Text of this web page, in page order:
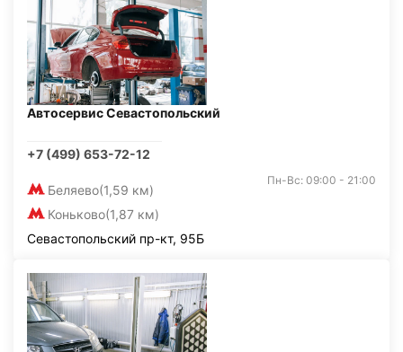
Автосервис Севастопольский
+7 (499) 653-72-12
Беляево(1,59 км)
Коньково(1,87 км)
Пн-Вс: 09:00 - 21:00
Севастопольский пр-кт, 95Б